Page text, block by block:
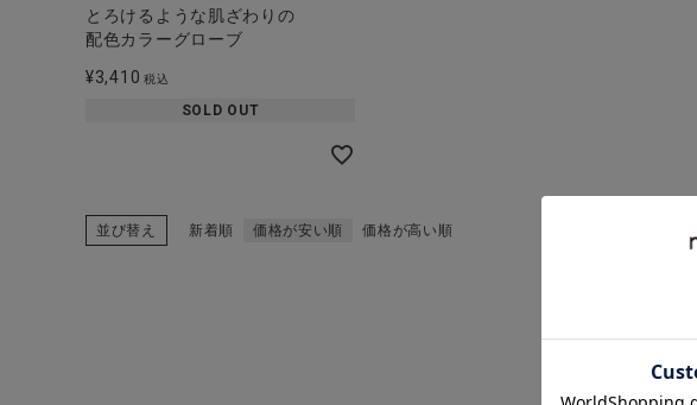
全ての商品
ご利用ガイド
とろけるような肌ざわりの
配色カラーグローブ
¥3,410 税込
SOLD OUT
並び替え 新着順 価格が安い順 価格が高い順